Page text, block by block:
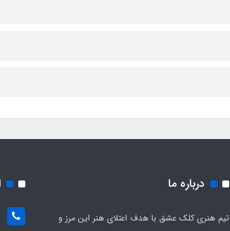
درباره ما
تیم هنری کلک عشق با هدف اعتلای هنر این مرز و